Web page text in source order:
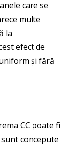
care se
multe
la
efect de
și fără
CC poate fi
concepute